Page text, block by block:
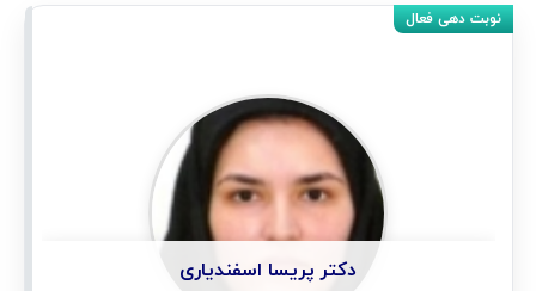
دکتر پریسا اسفندیاری